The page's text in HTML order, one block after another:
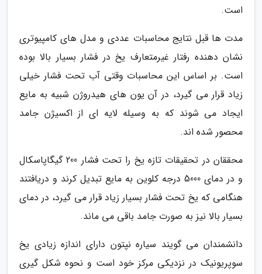
است.
مدت ها قبل نتایج محاسبات عددی و مدل های کامپیوتری
نشان دهنده رفتار غیرمتعارف یخ در فشار بسیار بالا بوده
است. بر اساس این محاسبات وقتی آب تحت فشار خیلی
زیاد قرار می گیرد، در آن یون های هیدروژن شبیه به مایع
ایجاد می شوند که به وسیله لایه ای از اکسیژن جامد
محصور شده اند.
محققان در تحقیقات تازه یخ را تحت فشار 200 گیگاپاسکال
و در دمای 5000 درجه کلوین به مایع تبدیل کرند و دریافتند
هنگامی که یخ تحت فشار بسیار زیاد قرار می گیرد، در دمای
بسیار بالا نیز به صورت جامد باقی می ماند.
دانشمندان می گویند سیاره نپتون دارای اندازه زیادی یخ
سوپریونیک در نزدیکی مرکز خود است و نحوه شکل گیری